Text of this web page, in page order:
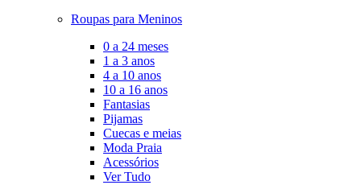
Roupas para Meninos
0 a 24 meses
1 a 3 anos
4 a 10 anos
10 a 16 anos
Fantasias
Pijamas
Cuecas e meias
Moda Praia
Acessórios
Ver Tudo